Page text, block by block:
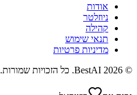
אודות
ניוזלטר
קהילה
תנאי שימוש
מדיניות פרטיות
©
2026
BestAI. כל הזכויות שמורות.